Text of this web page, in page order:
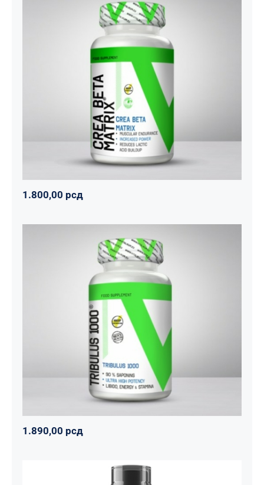
CREA BETA MATRIX
Napumpanko Svi proizvodi
1.800,00 рсд
1.800,00 рсд
Tribulus 1000
Svi proizvodi Vitalikum
1.890,00 рсд
1.890,00 рсд